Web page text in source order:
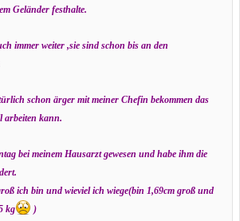
Geländer festhalte.
immer weiter ,sie sind schon bis an den
schon ärger mit meiner Chefin bekommen das
arbeiten kann.
bei meinem Hausarzt gewesen und habe ihm die
ich bin und wieviel ich wiege(bin 1,69cm groß und
kg
)